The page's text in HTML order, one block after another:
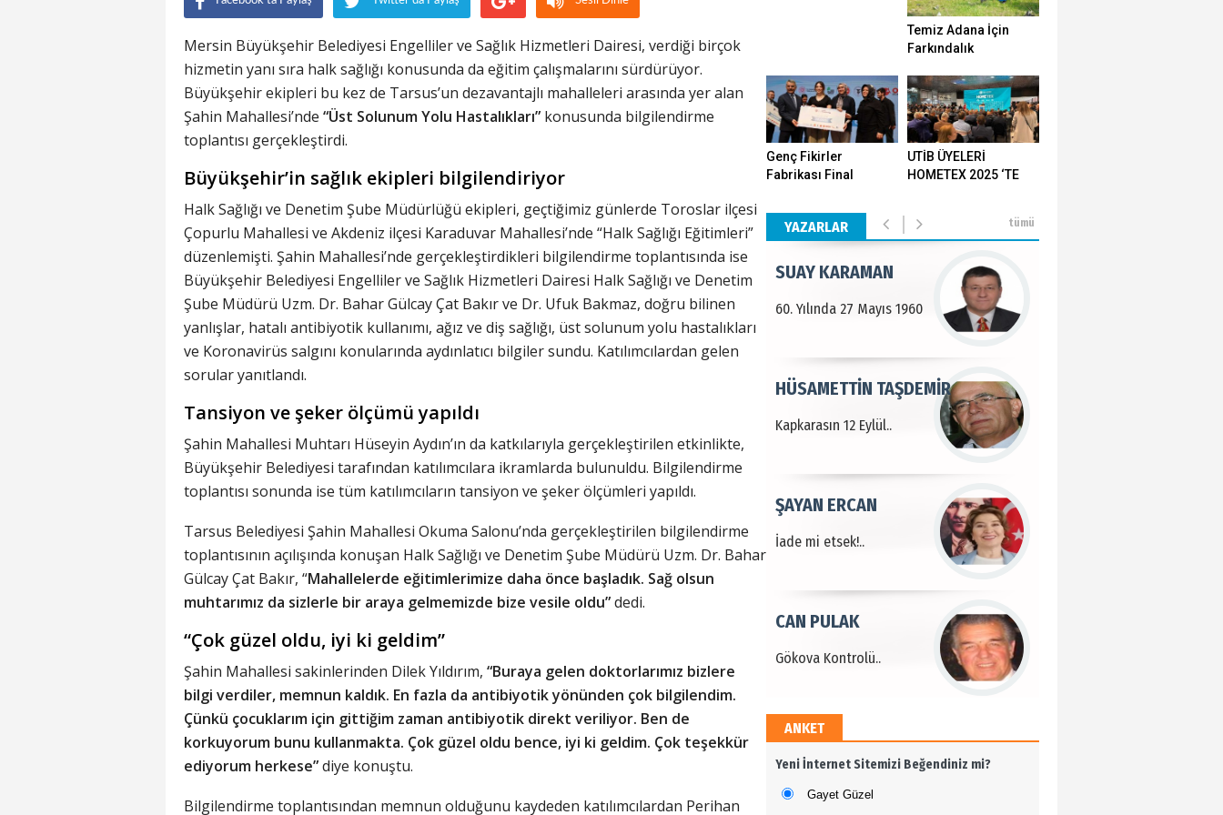
Mersin Büyükşehir Belediyesi Engelliler ve Sağlık Hizmetleri Dairesi, verdiği birçok
hizmetin yanı sıra halk sağlığı konusunda da eğitim çalışmalarını sürdürüyor.
Büyükşehir ekipleri bu kez de Tarsus’un dezavantajlı mahalleleri arasında yer alan
Şahin Mahallesi’nde “Üst Solunum Yolu Hastalıkları” konusunda bilgilendirme
toplantısı gerçekleştirdi.
Büyükşehir’in sağlık ekipleri bilgilendiriyor
Halk Sağlığı ve Denetim Şube Müdürlüğü ekipleri, geçtiğimiz günlerde Toroslar ilçesi
Çopurlu Mahallesi ve Akdeniz ilçesi Karaduvar Mahallesi’nde “Halk Sağlığı Eğitimleri”
düzenlemişti. Şahin Mahallesi’nde gerçekleştirdikleri bilgilendirme toplantısında ise
Büyükşehir Belediyesi Engelliler ve Sağlık Hizmetleri Dairesi Halk Sağlığı ve Denetim
Şube Müdürü Uzm. Dr. Bahar Gülcay Çat Bakır ve Dr. Ufuk Bakmaz, doğru bilinen
yanlışlar, hatalı antibiyotik kullanımı, ağız ve diş sağlığı, üst solunum yolu hastalıkları
ve Koronavirüs salgını konularında aydınlatıcı bilgiler sundu. Katılımcılardan gelen
sorular yanıtlandı.
Tansiyon ve şeker ölçümü yapıldı
Şahin Mahallesi Muhtarı Hüseyin Aydın’ın da katkılarıyla gerçekleştirilen etkinlikte,
Büyükşehir Belediyesi tarafından katılımcılara ikramlarda bulunuldu. Bilgilendirme
toplantısı sonunda ise tüm katılımcıların tansiyon ve şeker ölçümleri yapıldı.
Tarsus Belediyesi Şahin Mahallesi Okuma Salonu’nda gerçekleştirilen bilgilendirme
toplantısının açılışında konuşan Halk Sağlığı ve Denetim Şube Müdürü Uzm. Dr. Bahar
Gülcay Çat Bakır, “Mahallelerde eğitimlerimize daha önce başladık. Sağ olsun
muhtarımız da sizlerle bir araya gelmemizde bize vesile oldu”dedi.
“Çok güzel oldu, iyi ki geldim”
Şahin Mahallesi sakinlerinden Dilek Yıldırım, “Buraya gelen doktorlarımız bizlere
bilgi verdiler, memnun kaldık. En fazla da antibiyotik yönünden çok bilgilendim.
Çünkü çocuklarım için gittiğim zaman antibiyotik direkt veriliyor. Ben de
korkuyorum bunu kullanmakta. Çok güzel oldu bence, iyi ki geldim. Çok teşekkür
ediyorum herkese”diye konuştu.
Bilgilendirme toplantısından memnun olduğunu kaydeden katılımcılardan Perihan
Temiz Adana İçin
Farkındalık
Genç Fikirler
Fabrikası Final
Gerçekleştirildi
UTİB ÜYELERİ
HOMETEX 2025 ‘TE
YAZARLAR tümü
Görünen Köy
kazanır..
ALI BEKTAN
60. Yılında 27 Mayıs 1960
SUAY KARAMAN
Kapkarasın 12 Eylül..
HÜSAMETTİN TAŞDEMİR
İade mi etsek!..
ŞAYAN ERCAN
Gökova Kontrolü..
CAN PULAK
Değerli Bilim İnsanı Tosun
Terzioğlu'na Saygı..
Dr. MEHMET ÖZDEMİR
ANKET
Yeni İnternet Sitemizi Beğendiniz mi?
Gayet Güzel